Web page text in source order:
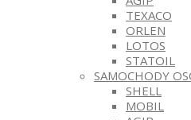
TEXACO
ORLEN
LOTOS
STATOIL
SAMOCHODY
SHELL
MOBIL